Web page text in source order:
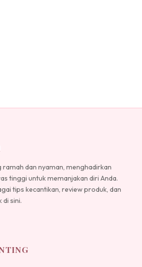
ramah dan nyaman, menghadirkan
tinggi untuk memanjakan diri Anda.
tips kecantikan, review produk, dan
sini.